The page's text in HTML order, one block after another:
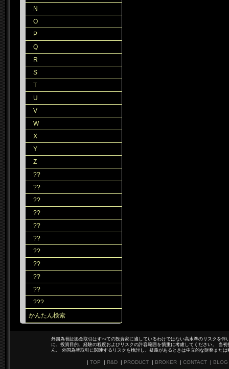
N
O
P
Q
R
S
T
U
V
W
X
Y
Z
??
??
??
??
??
??
??
??
??
??
???
かんたん検索
外国為替証拠金取引はすべての投資家に適しているわけではない高水準のリスクを
に、投資目的、経験の程度およびリスクの許容範囲を慎重に考慮してください。 当
ん。 外国為替取引に関連するリスクを検討し、疑義があるときは中立的な財務また
| TOP | R&D| PRODUCT| BROKER| CONTACT| BLOG